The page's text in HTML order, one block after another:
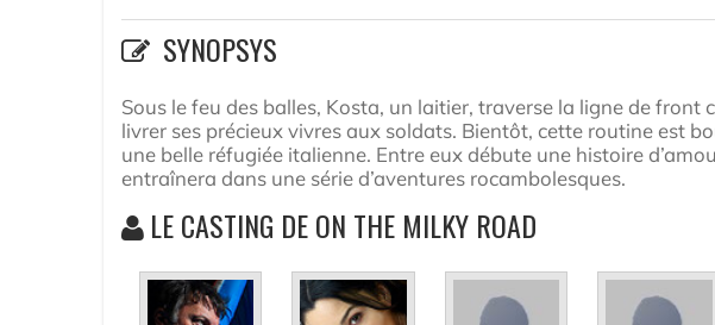
SYNOPSYS
Sous le feu des balles, Kosta, un laitier, traverse la ligne de front
livrer ses précieux vivres aux soldats. Bientôt, cette routine est
une belle réfugiée italienne. Entre eux débute une histoire
entraînera dans une série d’aventures rocambolesques.
LE CASTING DE ON THE MILKY ROAD